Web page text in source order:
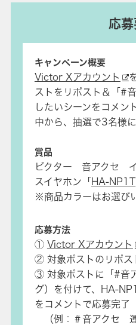
応
キャンペーン概要
Victor Xアカウント
ストをリポスト＆「#
したいシーンをコメン
中から、抽選で3名様
賞品
ビクター 音アクセ
スイヤホン「 HA-NP1T
※商品カラーはお選び
応募方法
① Victor Xアカウント
② 対象ポストのリポス
③ 対象ポストに「#音
グ）を付けて、HA-
をコメントで応募完了
（例：＃音アクセ